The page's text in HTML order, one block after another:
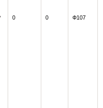
0 0 Ф107